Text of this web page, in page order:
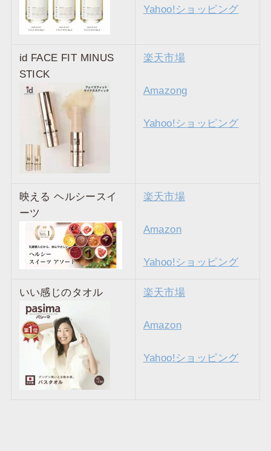
Yahoo!ショッピング
id FACE FIT MINUS
STICK
楽天市場
Amazong
Yahoo!ショッピング
映える ヘルシースイ
ーツ
楽天市場
Amazon
Yahoo!ショッピング
いい感じのタオル 楽天市場
Amazon
Yahoo!ショッピング